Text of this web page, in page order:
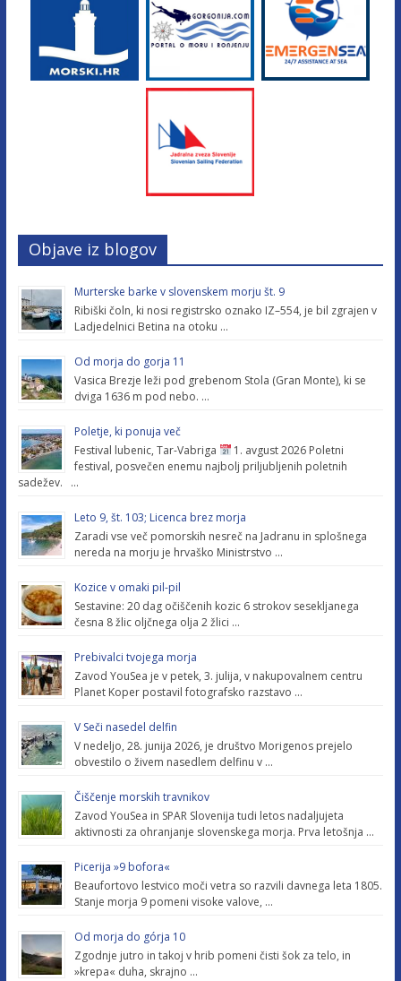
Objave iz blogov
Murterske barke v slovenskem morju št. 9
Ribiški čoln, ki nosi registrsko oznako IZ–554, je bil zgrajen v
Ladjedelnici Betina na otoku …
Od morja do gorja 11
Vasica Brezje leži pod grebenom Stola (Gran Monte), ki se
dviga 1636 m pod nebo. …
Poletje, ki ponuja več
Festival lubenic, Tar-Vabriga
1. avgust 2026 Poletni
festival, posvečen enemu najbolj priljubljenih poletnih
sadežev. …
Leto 9, št. 103; Licenca brez morja
Zaradi vse več pomorskih nesreč na Jadranu in splošnega
nereda na morju je hrvaško Ministrstvo …
Kozice v omaki pil-pil
Sestavine: 20 dag očiščenih kozic 6 strokov sesekljanega
česna 8 žlic oljčnega olja 2 žlici …
Prebivalci tvojega morja
Zavod YouSea je v petek, 3. julija, v nakupovalnem centru
Planet Koper postavil fotografsko razstavo …
V Seči nasedel delfin
V nedeljo, 28. junija 2026, je društvo Morigenos prejelo
obvestilo o živem nasedlem delfinu v …
Čiščenje morskih travnikov
Zavod YouSea in SPAR Slovenija tudi letos nadaljujeta
aktivnosti za ohranjanje slovenskega morja. Prva letošnja …
Picerija »9 bofora«
Beaufortovo lestvico moči vetra so razvili davnega leta 1805.
Stanje morja 9 pomeni visoke valove, …
Od morja do górja 10
Zgodnje jutro in takoj v hrib pomeni čisti šok za telo, in
»krepa« duha, skrajno …